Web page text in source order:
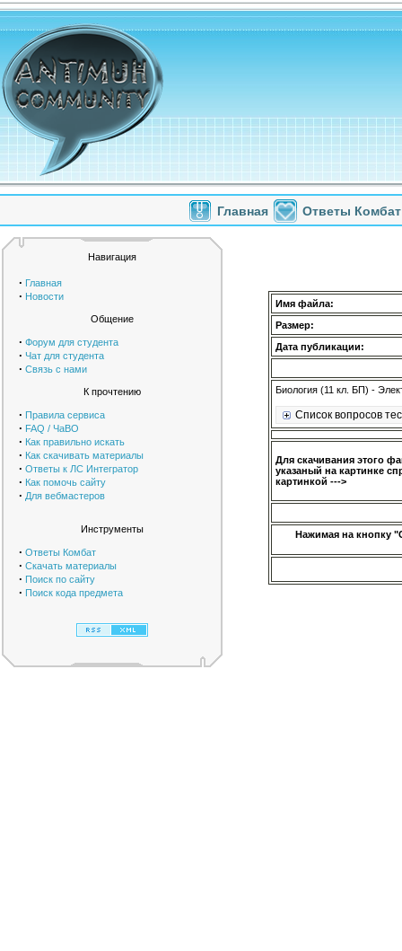
Главная Ответы Комбат
Навигация
· Главная
· Новости
Общение
· Форум для студента
· Чат для студента
· Связь с нами
К прочтению
· Правила сервиса
· FAQ / ЧаВО
· Как правильно искать
· Как скачивать материалы
· Ответы к ЛС Интегратор
· Как помочь сайту
· Для вебмастеров
Инструменты
· Ответы Комбат
· Скачать материалы
· Поиск по сайту
· Поиск кода предмета
Имя файла:
Размер:
Дата публикации:
Биология (11 кл. БП) -
Список вопросов
Для скачивания этого
указаный на картинке
картинкой --->
Нажимая на кнопку